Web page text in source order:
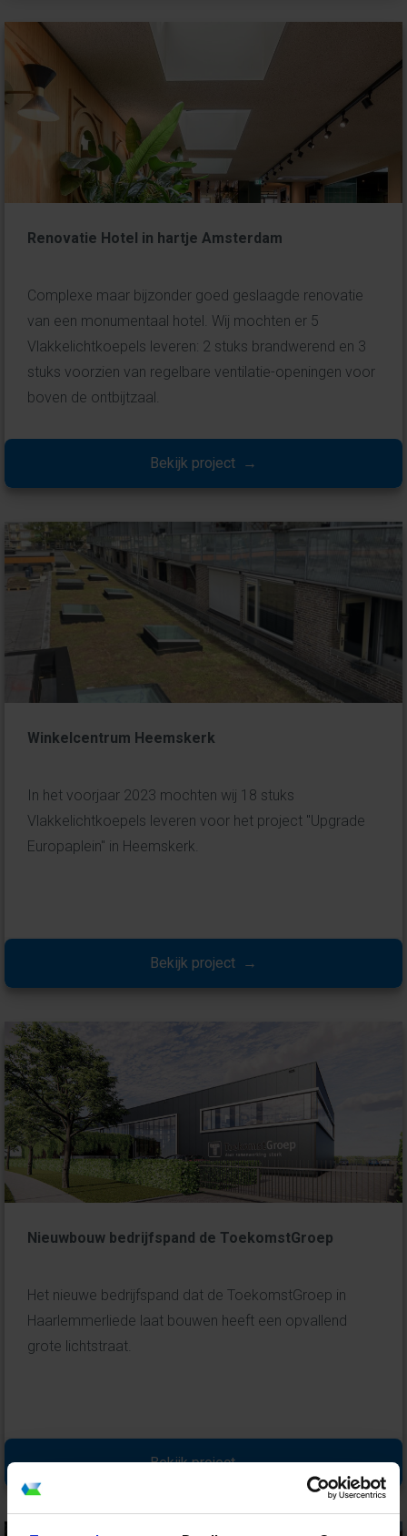
Renovatie Hotel in hartje Amsterdam
Complexe maar bijzonder goed geslaagde renovatie
van een monumentaal hotel. Wij mochten er 5
Vlakkelichtkoepels leveren: 2 stuks brandwerend en 3
stuks voorzien van regelbare ventilatie-openingen voor
boven de ontbijtzaal.
Bekijk project →
Winkelcentrum Heemskerk
In het voorjaar 2023 mochten wij 18 stuks
Vlakkelichtkoepels leveren voor het project "Upgrade
Europaplein" in Heemskerk.
Bekijk project →
Nieuwbouw bedrijfspand de ToekomstGroep
Het nieuwe bedrijfspand dat de ToekomstGroep in
Haarlemmerliede laat bouwen heeft een opvallend
grote lichtstraat.
Bekijk project →